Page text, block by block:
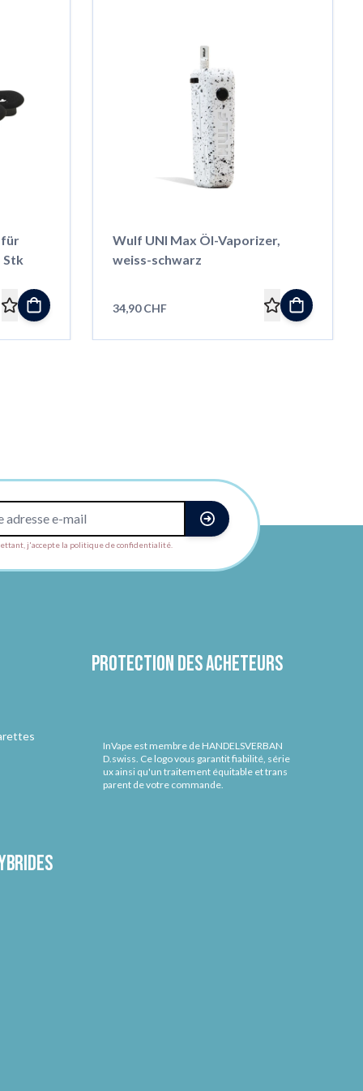
für
Stk
Wulf UNI Max Öl-Vaporizer,
weiss-schwarz
34,90 CHF
j'accepte la politique de confidentialité.
Protection des acheteurs
InVape est membre de HANDELSVERBAN
D.swiss. Ce logo vous garantit fiabilité, série
ux ainsi qu'un traitement équitable et trans
parent de votre commande.